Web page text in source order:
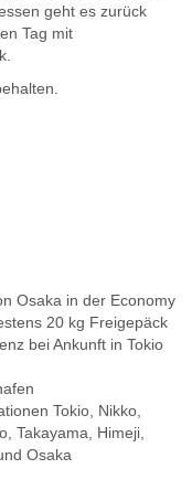
geht es zurück
Tag mit
Osaka in der Economy
20 kg Freigepäck
bei Ankunft in Tokio
Tokio, Nikko,
Takayama, Himeji,
Osaka